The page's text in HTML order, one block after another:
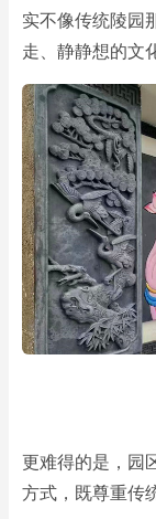
实不像传统陵园
走、静静想的文
更难得的是，园
方式，既尊重传